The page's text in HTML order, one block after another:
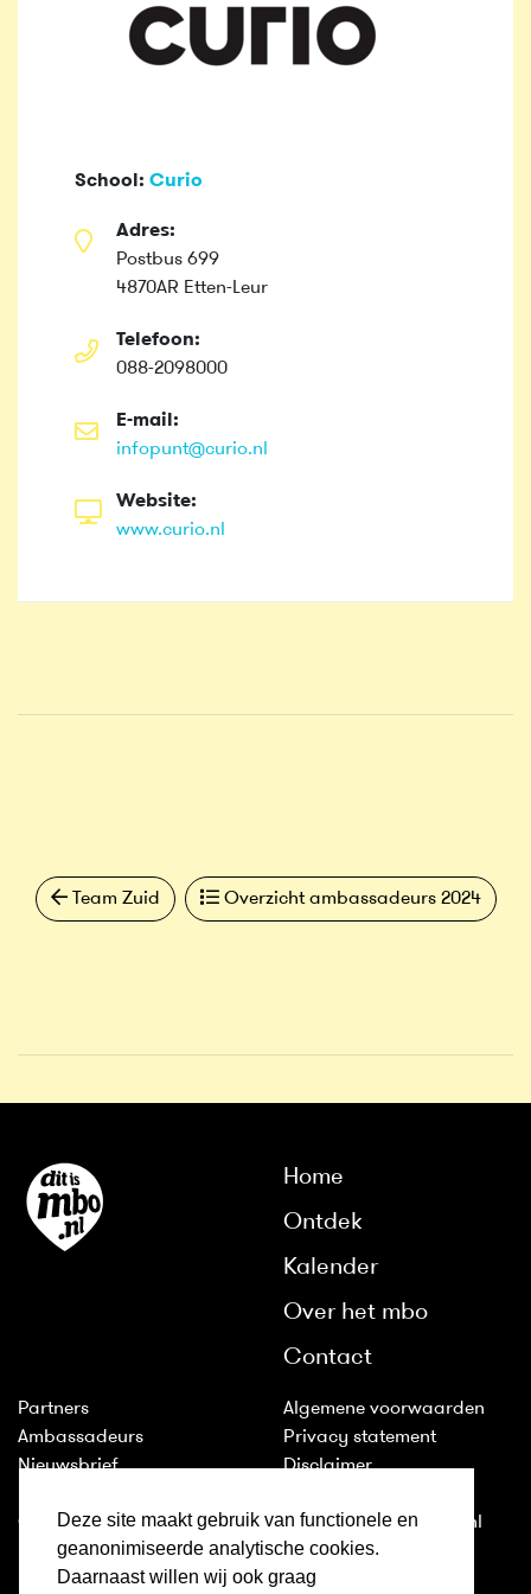
Deze site maakt gebruik van functionele en
geanonimiseerde analytische cookies.
Daarnaast willen wij ook graag
School: Curio
Adres:
Postbus 699
4870AR Etten-Leur
Telefoon:
088-2098000
E-mail:
infopunt@curio.nl
Website:
www.curio.nl
Team Zuid Overzicht ambassadeurs 2024
Home
Ontdek
Kalender
Over het mbo
Contact
Partners
Ambassadeurs
Nieuwsbrief
Colofon
Algemene voorwaarden
Privacy statement
Disclaimer
2011-2026 © ditismbo.nl
Inloggen